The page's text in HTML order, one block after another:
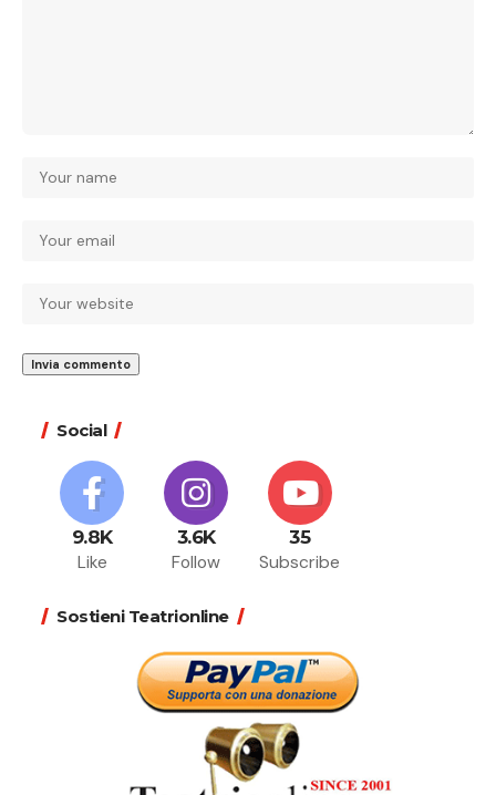
Social
9.8K
Like
3.6K
Follow
35
Subscribe
Sostieni Teatrionline